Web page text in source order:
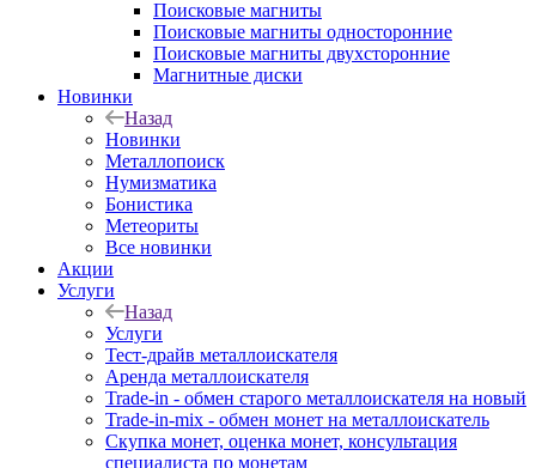
Поисковые магниты
Поисковые магниты односторонние
Поисковые магниты двухсторонние
Магнитные диски
Новинки
Назад
Новинки
Металлопоиск
Нумизматика
Бонистика
Метеориты
Все новинки
Акции
Услуги
Назад
Услуги
Тест-драйв металлоискателя
Аренда металлоискателя
Trade-in - обмен старого металлоискателя на новый
Trade-in-mix - обмен монет на металлоискатель
Скупка монет, оценка монет, консультация
специалиста по монетам